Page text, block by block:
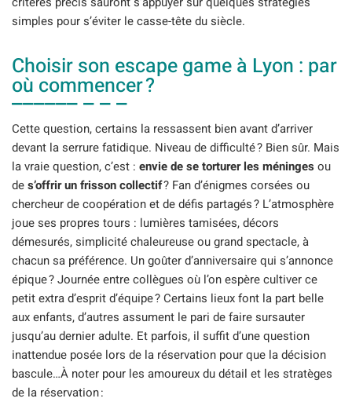
simples pour s’éviter le casse-tête du siècle.
Choisir son escape game à Lyon : par
où commencer ?
Cette question, certains la ressassent bien avant d’arriver
devant la serrure fatidique. Niveau de difficulté ? Bien sûr. Mais
la vraie question, c’est : envie de se torturer les méningesou
des’offrir un frisson collectif? Fan d’énigmes corsées ou
chercheur de coopération et de défis partagés ? L’atmosphère
joue ses propres tours : lumières tamisées, décors
démesurés, simplicité chaleureuse ou grand spectacle, à
chacun sa préférence. Un goûter d’anniversaire qui s’annonce
épique ? Journée entre collègues où l’on espère cultiver ce
petit extra d’esprit d’équipe ? Certains lieux font la part belle
aux enfants, d’autres assument le pari de faire sursauter
jusqu’au dernier adulte. Et parfois, il suffit d’une question
inattendue posée lors de la réservation pour que la décision
bascule…À noter pour les amoureux du détail et les stratèges
de la réservation :